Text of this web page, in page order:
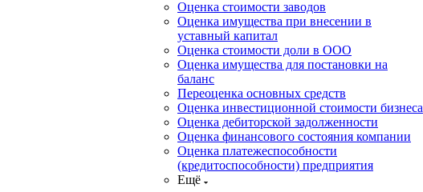
Оценка стоимости заводов
Оценка имущества при внесении в
уставный капитал
Оценка стоимости доли в ООО
Оценка имущества для постановки на
баланс
Переоценка основных средств
Оценка инвестиционной стоимости бизнеса
Оценка дебиторской задолженности
Оценка финансового состояния компании
Оценка платежеспособности
(кредитоспособности) предприятия
Ещё